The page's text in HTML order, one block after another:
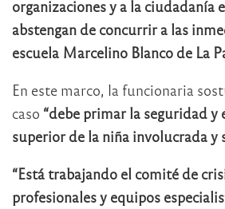
organizaciones y a la ciudadanía
abstengan de concurrir a las
escuela Marcelino Blanco de La
En este marco, la funcionaria
caso “debe primar la seguridad y
superior de la niña involucrada y
“Está trabajando el comité de
profesionales y equipos